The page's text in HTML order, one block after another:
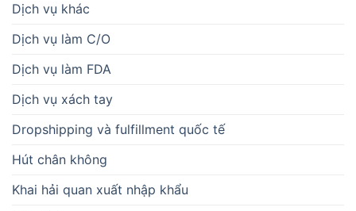
Dịch vụ khác
Dịch vụ làm C/O
Dịch vụ làm FDA
Dịch vụ xách tay
Dropshipping và fulfillment quốc tế
Hút chân không
Khai hải quan xuất nhập khẩu